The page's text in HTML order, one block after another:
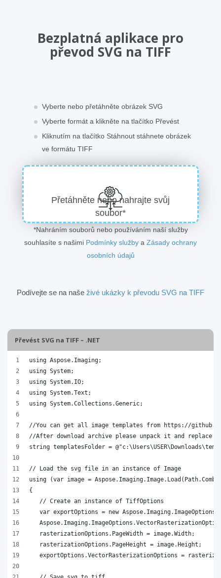
Bezplatná aplikace pro
převod SVG na TIFF
Vyberte nebo přetáhněte obrázek SVG
Vyberte formát a klikněte na tlačítko Převést
Kliknutím na tlačítko Stáhnout stáhnete obrázek
ve formátu TIFF
Přetáhněte nebo nahrajte svůj
soubor*
*Nahráním souborů nebo používáním naší služby
souhlasíte s našimi Podmínky služby a Zásady ochrany
osobních údajů
Podívejte se na naše živé ukázky k převodu SVG na TIFF
Převést SVG na TIFF – .NET